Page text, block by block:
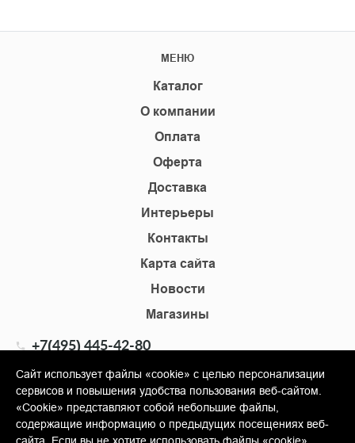
МЕНЮ
Каталог
О компании
Оплата
Оферта
Доставка
Интерьеры
Контакты
Карта сайта
Новости
Магазины
+7(495) 445-42-80
info@shopkm.ru
© Copyright 2013-2026 KERAMA MARAZZI, ООО «Гамма
Сайт использует файлы «cookie» с целью персонализации
сервисов и повышения удобства пользования веб-сайтом.
«Cookie» представляют собой небольшие файлы,
содержащие информацию о предыдущих посещениях веб-